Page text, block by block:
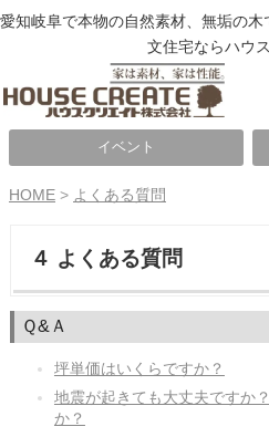
愛知岐阜で本物の自然素材、無垢の
文住宅ならハウ
イベント
HOME > よくある質問
４ よくある質問
Ｑ&Ａ
坪単価はいくらですか？
地震が起きても大丈夫ですか
か？